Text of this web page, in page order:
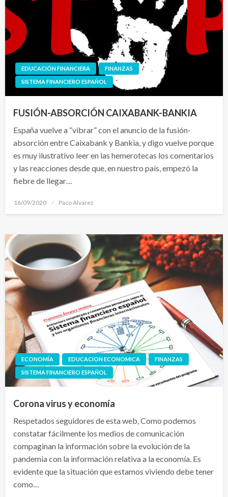
EDUCACIÓN FINANCIERA
FINANZAS
SISTEMA FINANCIERO ESPAÑOL
FUSIÓN-ABSORCIÓN CAIXABANK-BANKIA
España vuelve a “vibrar” con el anuncio de la fusión-
absorción entre Caixabank y Bankia, y digo vuelve porque
es muy ilustrativo leer en las hemerotecas los comentarios
y las reacciones desde que, en nuestro país, empezó la
fiebre de llegar…
Publicado
16/09/2020 Paco Alvarez
ECONOMÍA EDUCACION ECONOMICA
FINANZAS
SISTEMA FINANCIERO ESPAÑOL
Corona virus y economía
Respetados seguidores de esta web, Como podemos
constatar fácilmente los medios de comunicación
compaginan la información sobre la evolución de la
pandemia con la información relativa a la economía. Es
evidente que la situación que estamos viviendo debe tener
como…